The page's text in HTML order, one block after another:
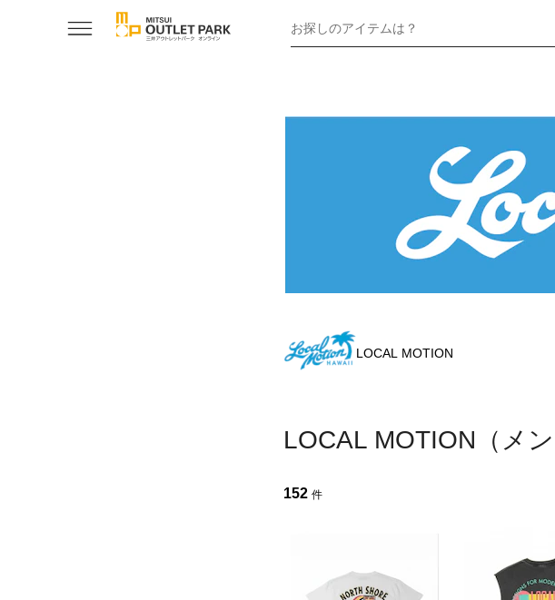
お探しのアイテムは？
LOCAL MOTION
LOCAL MOTION（メ
152 件